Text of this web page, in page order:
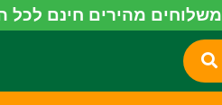
משלוחים מהירים חינם לכל